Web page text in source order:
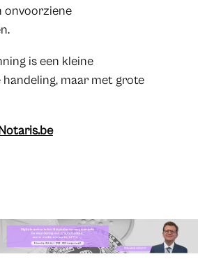
onvoorziene
is een kleine
maar met grote